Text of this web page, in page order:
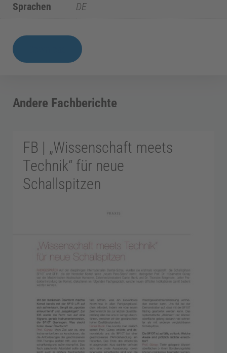
n
E
d
o
d
o
Sprachen
DE
FB
von
Menge
Andere Fachberichte
FB | „Wissenschaft meets
Technik“ für neue
Schallspitzen